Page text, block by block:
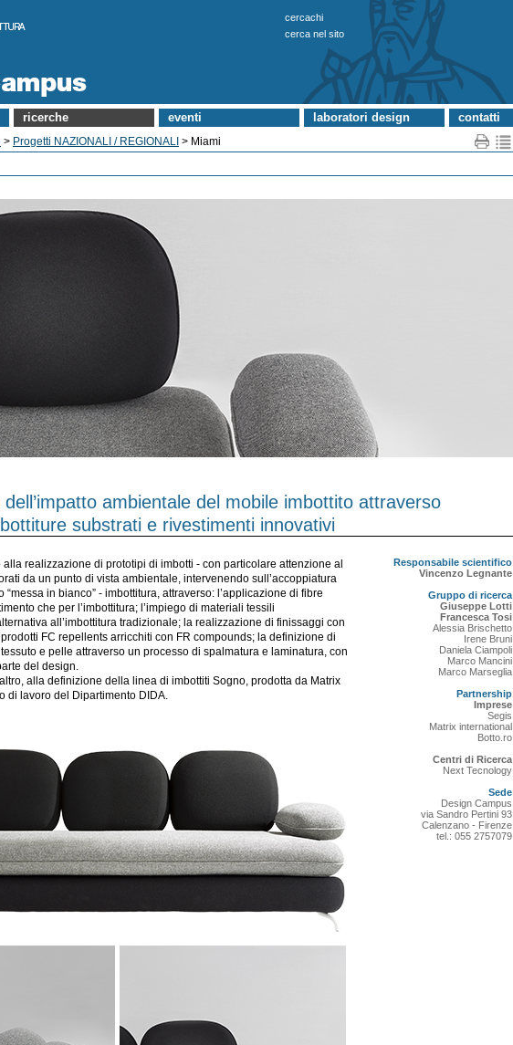
cercachi
cerca nel sito
ricerche eventi laboratori design contatti
> Progetti NAZIONALI / REGIONALI > Miami
ambientale del mobile imbottito attraverso
substrati e rivestimenti innovativi
alla realizzazione di prototipi di imbotti - con particolare attenzione al
da un punto di vista ambientale, intervenendo sull’accoppiatura
“messa in bianco” - imbottitura, attraverso: l’applicazione di fibre
che per l’imbottitura; l’impiego di materiali tessili
all’imbottitura tradizionale; la realizzazione di finissaggi con
FC repellents arricchiti con FR compounds; la definizione di
e pelle attraverso un processo di spalmatura e laminatura, con
del design.
alla definizione della linea di imbottiti Sogno, prodotta da Matrix
di lavoro del Dipartimento DIDA.
Responsabile scientifico
Vincenzo Legnante
Gruppo di ricerca
Giuseppe Lotti
Francesca Tosi
Alessia Brischetto
Irene Bruni
Daniela Ciampoli
Marco Mancini
Marco Marseglia
Partnership
Imprese
Segis
Matrix international
Botto.ro
Centri di Ricerca
Next Tecnology
Sede
Design Campus
via Sandro Pertini 93
Calenzano - Firenze
tel.: 055 2757079